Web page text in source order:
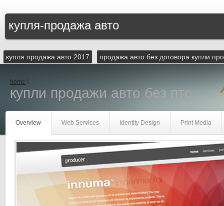
купля-продажа авто
купля продажа авто 2017 продажа авто без договора купли
home \
купли продажи авто без птс
Overview Web Services Identity Design Print Media